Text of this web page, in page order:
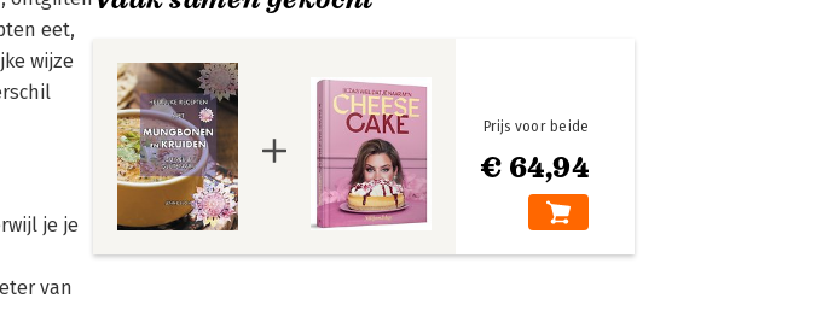
eet,
wijze
je je
van
€ 64,94
Prijs voor beide